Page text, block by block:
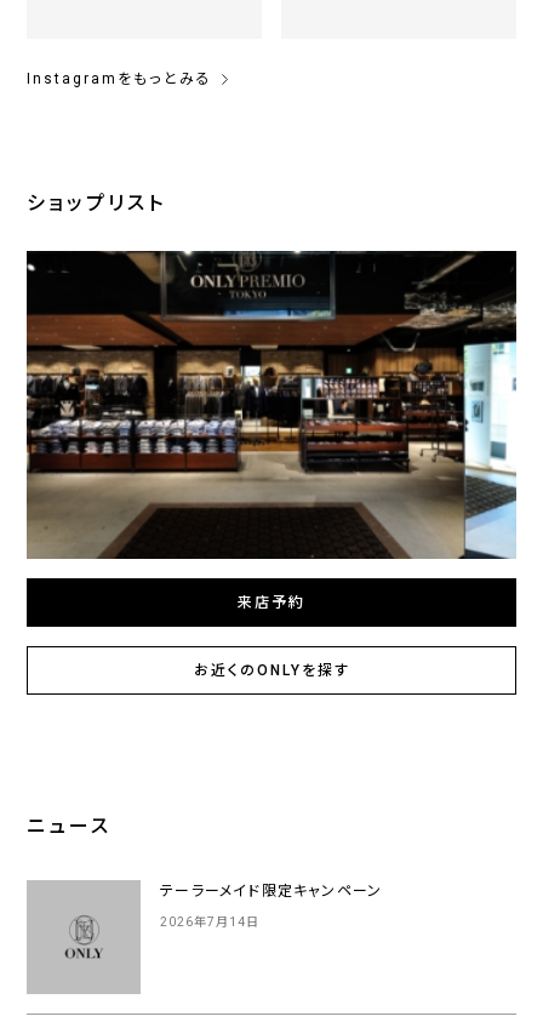
Instagramをもっとみる
ショップリスト
来店予約
お近くのONLYを探す
ニュース
テーラーメイド限定キャンペーン
2026年7月14日